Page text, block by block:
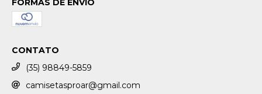
CONTATO
(35) 98849-5859
camisetasproar@gmail.com